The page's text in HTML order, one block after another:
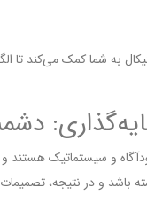
به شما کمک می‌کند تا
و سیستماتیک هستند و
باشد و در نتیجه،